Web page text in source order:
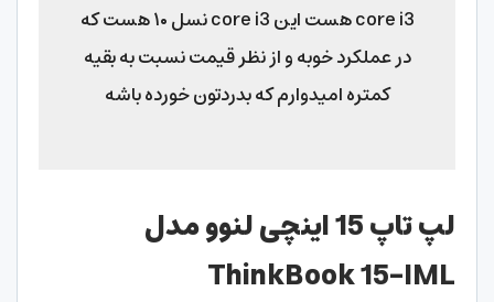
core i3 هست این core i3 نسل ۱۰ هست که
در عملکرد خوبه و از نظر قیمت نسبت به بقیه
کمتره امیدوارم که بدردتون خورده باشه
لپ تاپ 15 اینچی لنوو مدل
ThinkBook 15-IML